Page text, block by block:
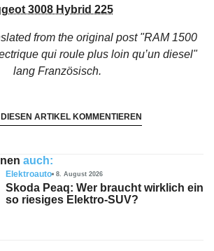
3008 Hybrid 225
from the original post "RAM 1500
qui roule plus loin qu’un diesel"
lang Französisch.
DIESEN ARTIKEL KOMMENTIEREN
auch:
Elektroauto 8. August 2026
Skoda Peaq: Wer braucht wirklich ein
so riesiges Elektro-SUV?